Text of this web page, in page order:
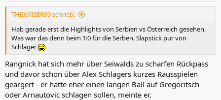
THEKAISER99 schrieb:
Hab gerade erst die Highlights von Serbien vs Österreich gesehen.
Was war das denn beim 1:0 für die Serben. Slapstick pur von
Schlager
Rangnick hat sich mehr über Seiwalds zu scharfen Rückpass
und davor schon über Alex Schlagers kurzes Rausspielen
geärgert - er hätte eher einen langen Ball auf Gregoritsch
oder Arnautovic schlagen sollen, meinte er.